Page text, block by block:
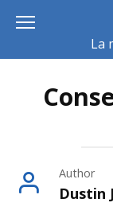
content
La
Author
Dustin